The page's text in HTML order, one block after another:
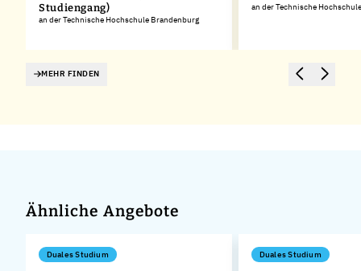
Studiengang)
an der Technische Hochschule Brandenburg
an der Technische
MEHR FINDEN
Ähnliche Angebote
Duales Studium Duales Studium